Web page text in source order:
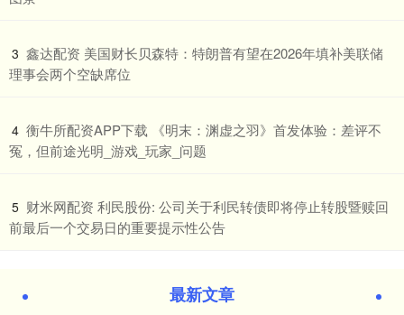
3 ​鑫达配资 美国财长贝森特：特朗普有望在2026年填补美联储
理事会两个空缺席位
4 ​衡牛所配资APP下载 《明末：渊虚之羽》首发体验：差评不
冤，但前途光明_游戏_玩家_问题
5 ​财米网配资 利民股份: 公司关于利民转债即将停止转股暨赎回
前最后一个交易日的重要提示性公告
最新文章